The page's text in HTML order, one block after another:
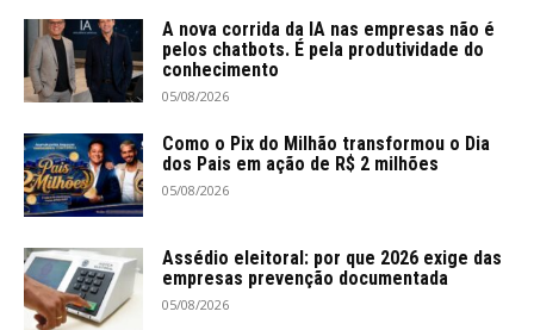
A nova corrida da IA nas empresas não é
pelos chatbots. É pela produtividade do
conhecimento
05/08/2026
Como o Pix do Milhão transformou o Dia
dos Pais em ação de R$ 2 milhões
05/08/2026
Assédio eleitoral: por que 2026 exige das
empresas prevenção documentada
05/08/2026